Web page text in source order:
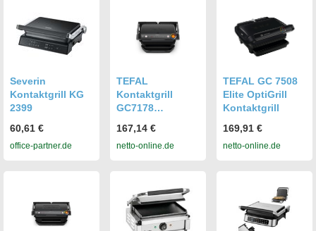
Severin
Kontaktgrill KG
2399
60,61 €
office-partner.de
TEFAL
Kontaktgrill
GC7178
167,14 €
netto-online.de
TEFAL GC 7508
Elite OptiGrill
Kontaktgrill
169,91 €
netto-online.de